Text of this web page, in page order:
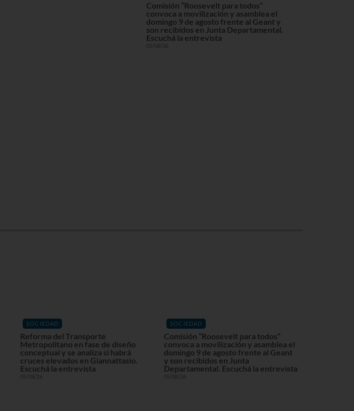
Comisión “Roosevelt para todos”
convoca a movilización y asamblea el
domingo 9 de agosto frente al Geant y
son recibidos en Junta Departamental.
Escuchá la entrevista
05/08/26
SOCIEDAD
Reforma del Transporte
Metropolitano en fase de diseño
conceptual y se analiza si habrá
cruces elevados en Giannattasio.
Escuchá la entrevista
05/08/26
SOCIEDAD
Comisión “Roosevelt para todos”
convoca a movilización y asamblea el
domingo 9 de agosto frente al Geant
y son recibidos en Junta
Departamental. Escuchá la entrevista
05/08/26